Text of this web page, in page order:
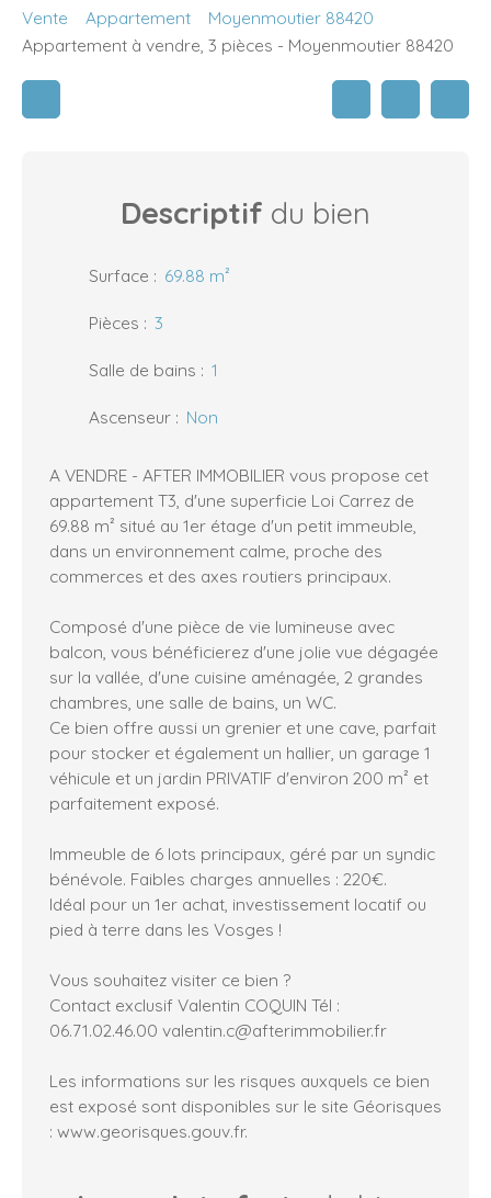
Vente Appartement
Moyenmoutier 88420
Appartement à vendre, 3 pièces - Moyenmoutier 88420
Descriptif du bien
Surface : 69.88 m²
Pièces : 3
Salle de bains : 1
Ascenseur : Non
A VENDRE - AFTER IMMOBILIER vous propose cet
appartement T3, d'une superficie Loi Carrez de
69.88 m² situé au 1er étage d'un petit immeuble,
dans un environnement calme, proche des
commerces et des axes routiers principaux.
Composé d'une pièce de vie lumineuse avec
balcon, vous bénéficierez d'une jolie vue dégagée
sur la vallée, d'une cuisine aménagée, 2 grandes
chambres, une salle de bains, un WC.
Ce bien offre aussi un grenier et une cave, parfait
pour stocker et également un hallier, un garage 1
véhicule et un jardin PRIVATIF d'environ 200 m² et
parfaitement exposé.
Immeuble de 6 lots principaux, géré par un syndic
bénévole. Faibles charges annuelles : 220€.
Idéal pour un 1er achat, investissement locatif ou
pied à terre dans les Vosges !
Vous souhaitez visiter ce bien ?
Contact exclusif Valentin COQUIN Tél :
06.71.02.46.00 valentin.c@afterimmobilier.fr
Les informations sur les risques auxquels ce bien
est exposé sont disponibles sur le site Géorisques
: www.georisques.gouv.fr.